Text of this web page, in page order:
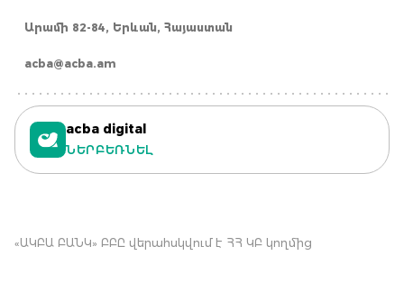
Արամի 82-84, Երևան, Հայաստան
acba@acba.am
acba digital
ՆԵՐԲԵՌՆԵԼ
«ԱԿԲԱ ԲԱՆԿ» ԲԲԸ վերահսկվում է ՀՀ ԿԲ կողմից